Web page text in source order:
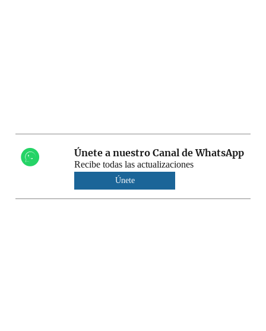
Únete a nuestro Canal de WhatsApp
Recibe todas las actualizaciones
Únete